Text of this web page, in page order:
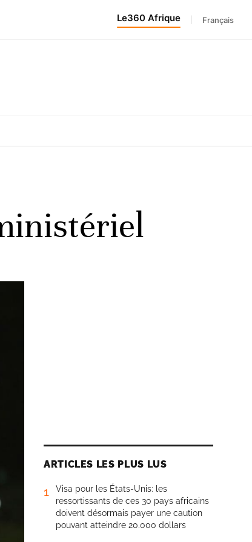
Le360 Afrique Français
ARTICLES LES PLUS LUS
1
Visa pour les États-Unis: les
ressortissants de ces 30 pays africains
doivent désormais payer une caution
pouvant atteindre 20.000 dollars